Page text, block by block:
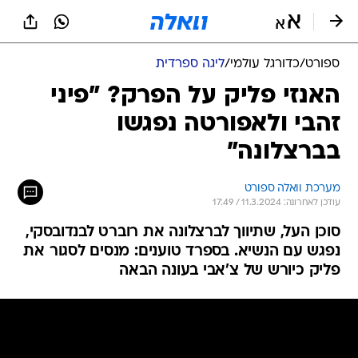
ספורט/כדורגל עולמי/ליגה ספרדית
האנזי פליק על הפרק? "פיני
זהבי ולאפורטה נפגשו
בברצלונה"
מערכת וואלה ספורט
עודכן לאחרונה: 11.3.2024 / 17:49
סוכן העל, שתיווך לברצלונה את רוברט לבנדובסקי,
נפגש עם הנשיא. בספרד טוענים: מנסים לסגור את
פליק כיורש של צ'אבי בעונה הבאה